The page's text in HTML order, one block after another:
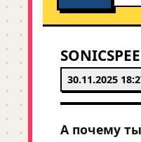
30.11.2025
А почему